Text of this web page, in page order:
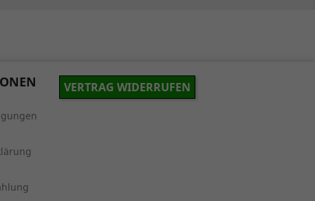
VERTRAG WIDERRUFEN